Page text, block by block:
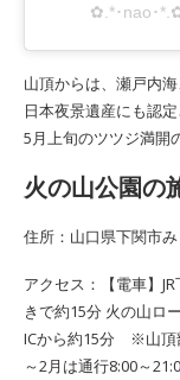
✿.*･nao･
山頂からは、瀬戸内
日本夜景遺産にも認
5月上旬のツツジ満開
火の山公園の
住所：山口県下関市
アクセス：【電車】
きで約15分 火の山ロ
ICから約15分 ※山頂
～2月は通行8:00～